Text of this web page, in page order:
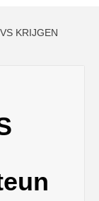
KRIJGEN